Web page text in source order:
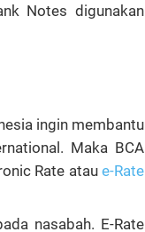
Notes digunakan
ingin membantu
Maka BCA
Rate atau e-Rate
nasabah. E-Rate